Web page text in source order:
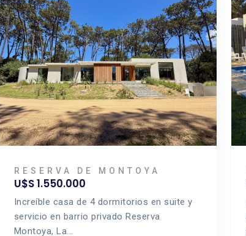
RESERVA DE MONTOYA
U$S 1.550.000
Increíble casa de 4 dormitorios en suite y
servicio en barrio privado Reserva
Montoya, La...